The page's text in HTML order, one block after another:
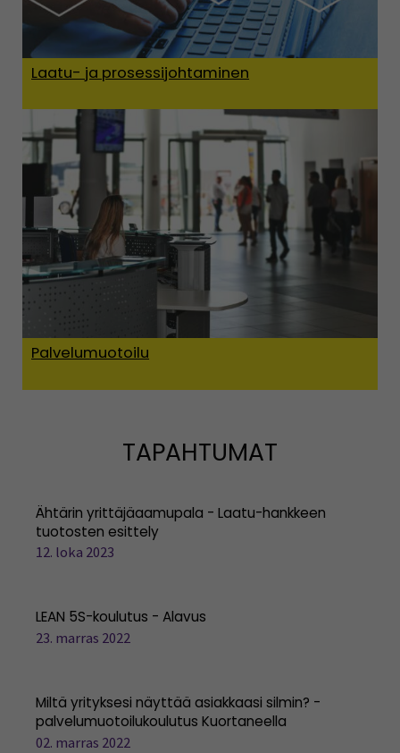
Laatu- ja prosessijohtaminen
Palvelumuotoilu
TAPAHTUMAT
Ähtärin yrittäjäaamupala - Laatu-hankkeen
tuotosten esittely
12. loka 2023
LEAN 5S-koulutus - Alavus
23. marras 2022
Miltä yrityksesi näyttää asiakkaasi silmin? -
palvelumuotoilukoulutus Kuortaneella
02. marras 2022